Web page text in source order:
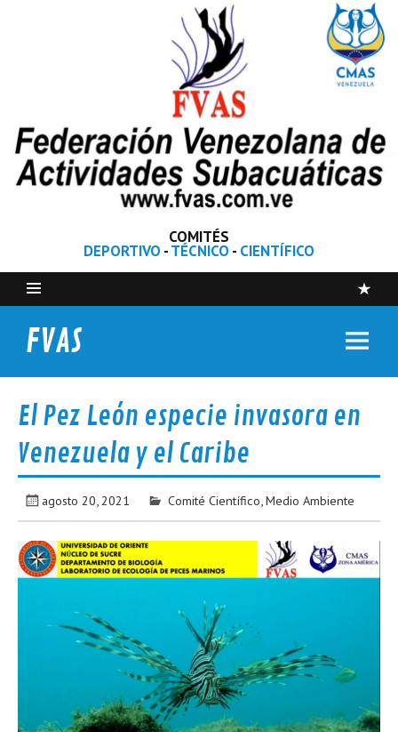
COMITÉS
DEPORTIVO -TÉCNICO - CIENTÍFICO
FVAS
El Pez León especie invasora en
Venezuela y el Caribe
agosto 20, 2021 Comité Científico Medio Ambiente